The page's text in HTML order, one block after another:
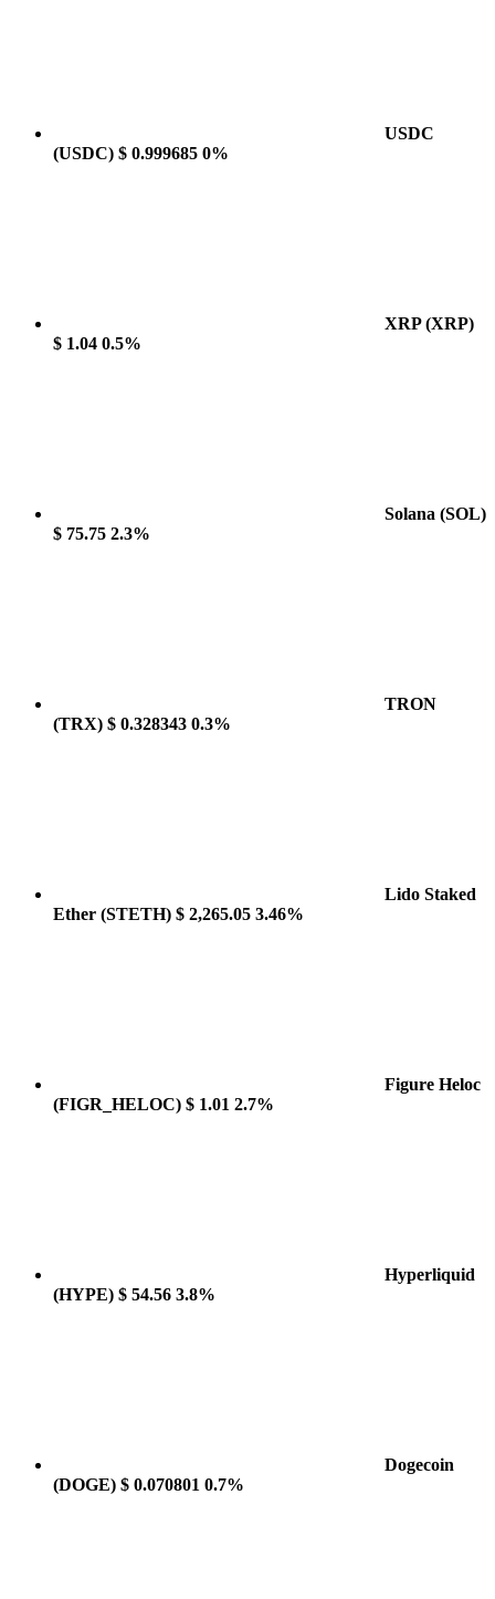
USDC
(USDC) $ 0.999685 0%
XRP(XRP)
$ 1.04 0.5%
Solana (SOL)
$ 75.75 2.3%
TRON
(TRX) $ 0.328343 0.3%
Lido Staked
Ether (STETH) $ 2,265.05 3.46%
Figure Heloc
(FIGR_HELOC) $ 1.01 2.7%
Hyperliquid
(HYPE) $ 54.56 3.8%
Dogecoin
(DOGE) $ 0.070801 0.7%